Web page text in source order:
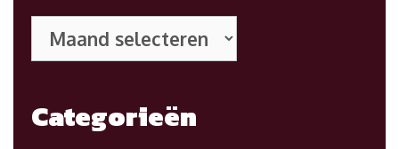
posts
Categorieën